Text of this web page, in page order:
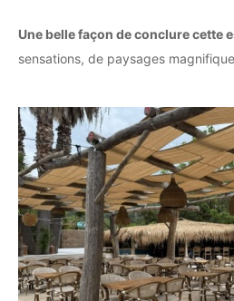
Une belle façon de conclure cette
sensations, de paysages